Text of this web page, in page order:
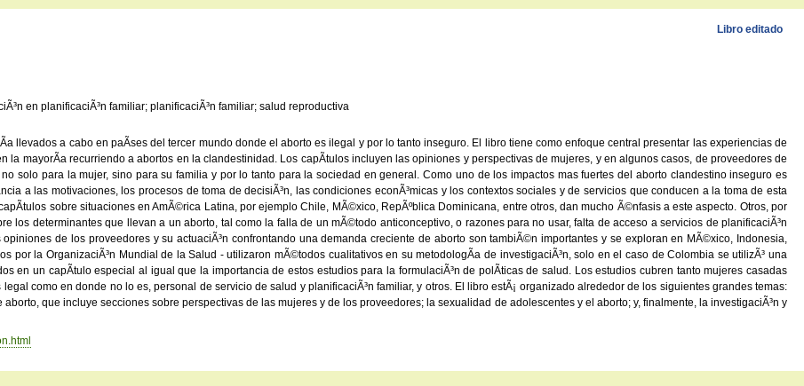
Libro editado
en planificaciÃ³n familiar; planificaciÃ³n familiar; salud reproductiva
llevados a cabo en paÃ­ses del tercer mundo donde el aborto es ilegal y por lo tanto inseguro. El libro tiene como enfoque central presentar las experiencias de
mayorÃ­a recurriendo a abortos en la clandestinidad. Los capÃ­tulos incluyen las opiniones y perspectivas de mujeres, y en algunos casos, de proveedores de
solo para la mujer, sino para su familia y por lo tanto para la sociedad en general. Como uno de los impactos mas fuertes del aborto clandestino inseguro es
a las motivaciones, los procesos de toma de decisiÃ³n, las condiciones econÃ³micas y los contextos sociales y de servicios que conducen a la toma de esta
sobre situaciones en AmÃ©rica Latina, por ejemplo Chile, MÃ©xico, RepÃºblica Dominicana, entre otros, dan mucho Ã©nfasis a este aspecto. Otros, por
los determinantes que llevan a un aborto, tal como la falla de un mÃ©todo anticonceptivo, o razones para no usar, falta de acceso a servicios de planificaciÃ³n
de los proveedores y su actuaciÃ³n confrontando una demanda creciente de aborto son tambiÃ©n importantes y se exploran en MÃ©xico, Indonesia,
por la OrganizaciÃ³n Mundial de la Salud - utilizaron mÃ©todos cualitativos en su metodologÃ­a de investigaciÃ³n, solo en el caso de Colombia se utilizÃ³ una
en un capÃ­tulo especial al igual que la importancia de estos estudios para la formulaciÃ³n de polÃ­ticas de salud. Los estudios cubren tanto mujeres casadas
como en donde no lo es, personal de servicio de salud y planificaciÃ³n familiar, y otros. El libro estÃ¡ organizado alrededor de los siguientes grandes temas:
que incluye secciones sobre perspectivas de las mujeres y de los proveedores; la sexualidad de adolescentes y el aborto; y, finalmente, la investigaciÃ³n y